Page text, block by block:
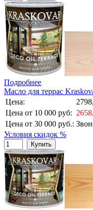
Подробнее
Масло для террас
Цена:
Цена от 10 000 руб:
Цена от 30 000 руб.:
Условия скидок %
Купить